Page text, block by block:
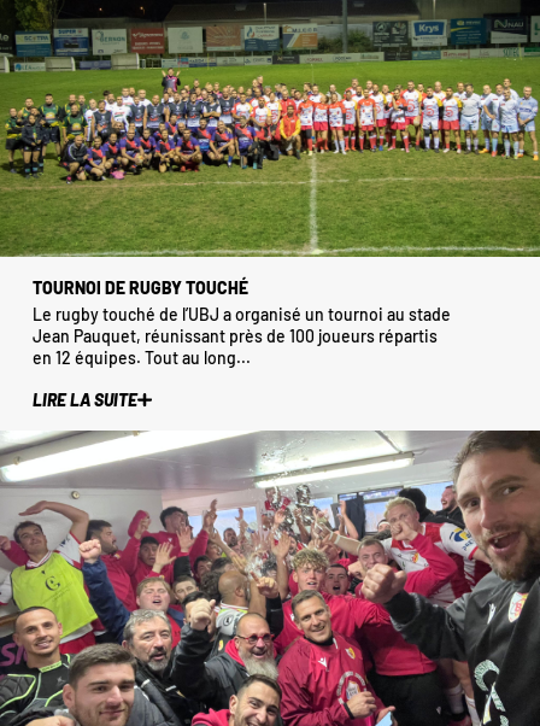
TOURNOI DE RUGBY TOUCHÉ
Le rugby touché de l’UBJ a organisé un tournoi au stade
Jean Pauquet, réunissant près de 100 joueurs répartis
en 12 équipes. Tout au long...
LIRE LA SUITE